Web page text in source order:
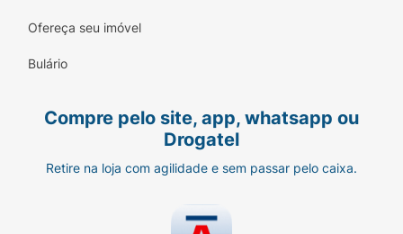
Ofereça seu imóvel
Bulário
Compre pelo site, app, whatsapp ou
Drogatel
Retire na loja com agilidade e sem passar pelo caixa.